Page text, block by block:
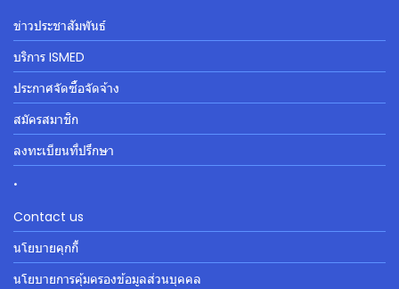
ข่าวประชาสัมพันธ์
บริการ ISMED
ประกาศจัดซื้อจัดจ้าง
สมัครสมาชิก
ลงทะเบียนที่ปรึกษา
.
Contact us
นโยบายคุกกี้
นโยบายการคุ้มครองข้อมูลส่วนบุคคล